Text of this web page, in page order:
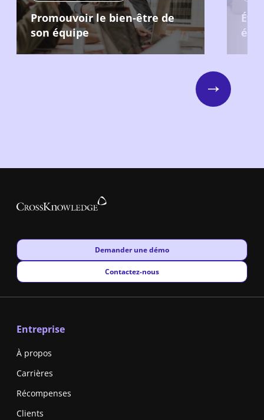
Promouvoir le bien-être de
son équipe
Next
New window
Demander une démo
New window
Contactez-nous
Entreprise
À propos
Carrières
Récompenses
Clients